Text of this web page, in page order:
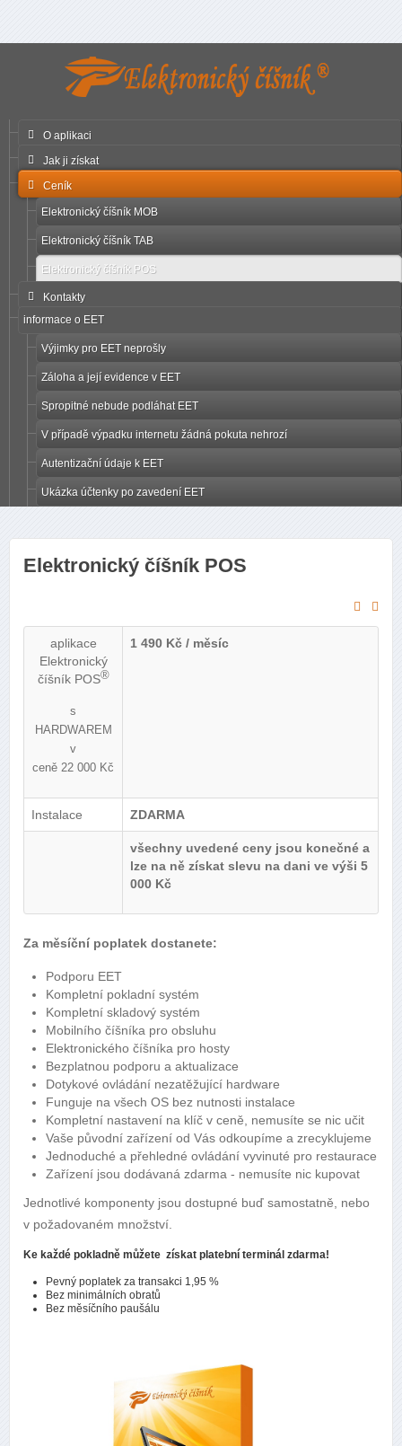
O aplikaci
Jak ji získat
Ceník
Elektronický číšník MOB
Elektronický číšník TAB
Elektronický číšník POS
Kontakty
informace o EET
Výjimky pro EET neprošly
Záloha a její evidence v EET
Spropitné nebude podláhat EET
V případě výpadku internetu žádná pokuta nehrozí
Autentizační údaje k EET
Ukázka účtenky po zavedení EET
Elektronický číšník POS
aplikace
Elektronický
číšník POS®
s
HARDWAREM
v
ceně 22 000 Kč
1 490 Kč / měsíc
Instalace ZDARMA
všechny uvedené ceny jsou konečné a
lze na ně získat slevu na dani ve výši 5
000 Kč
Za měsíční poplatek dostanete:
Podporu EET
Kompletní pokladní systém
Kompletní skladový systém
Mobilního číšníka pro obsluhu
Elektronického číšníka pro hosty
Bezplatnou podporu a aktualizace
Dotykové ovládání nezatěžující hardware
Funguje na všech OS bez nutnosti instalace
Kompletní nastavení na klíč v ceně, nemusíte se nic učit
Vaše původní zařízení od Vás odkoupíme a zrecyklujeme
Jednoduché a přehledné ovládání vyvinuté pro restaurace
Zařízení jsou dodávaná zdarma - nemusíte nic kupovat
Jednotlivé komponenty jsou dostupné buď samostatně, nebo
v požadovaném množství.
Ke každé pokladně můžete získat platební terminál zdarma!
Pevný poplatek za transakci 1,95 %
Bez minimálních obratů
Bez měsíčního paušálu